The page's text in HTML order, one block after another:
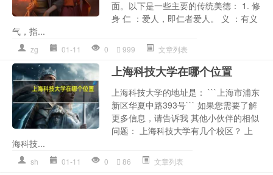
面。以下是一些主要的传统美德： 1. 修
身 仁 ：爱人，即仁者爱人。 义 ：有义
气，指...
zg 01-11 0 999 文章列表
上海科技大学在哪个位置
上海科技大学的地址是： ```上海市浦东
新区华夏中路393号``` 如果您需要了解
更多信息，请告诉我 其他小伙伴的相似
问题： 上海科技大学有几个校区？ 上
海科技...
sh 01-11 0 86 文章列表